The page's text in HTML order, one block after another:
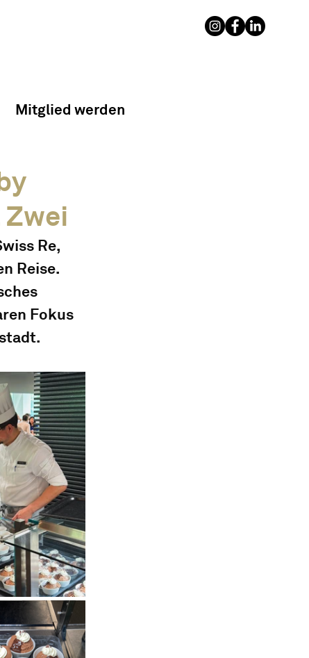
Mitglied werden
Zwei
Re,
Reise.
Fokus